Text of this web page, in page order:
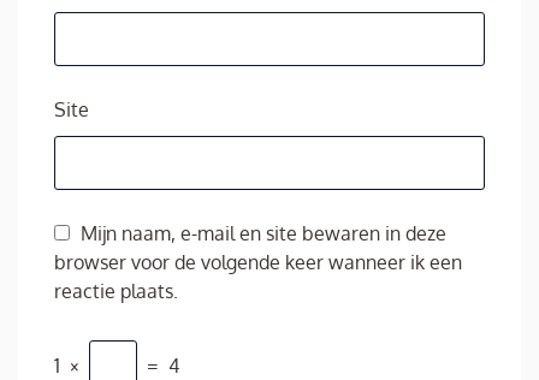
Site
Mijn naam, e-mail en site bewaren in deze
browser voor de volgende keer wanneer ik een
reactie plaats.
1 × = 4